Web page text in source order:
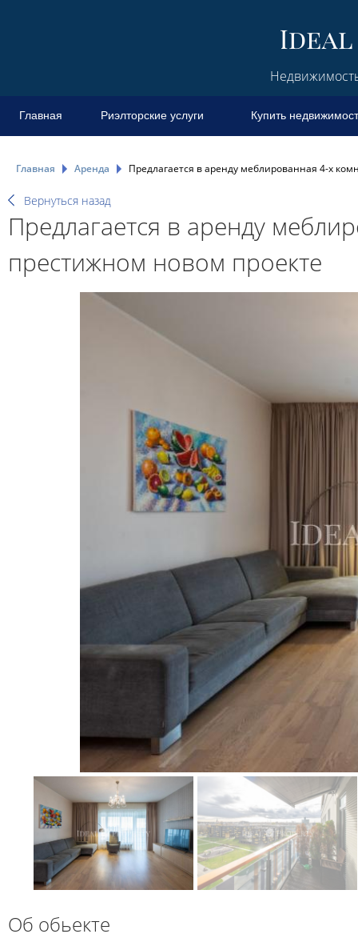
Главная Риэлторские услуги Купить
Главная Аренда Предлагается в аренду меблированная 4-х
Вернуться назад
Предлагается в аренду
престижном новом проекте
Об обьекте